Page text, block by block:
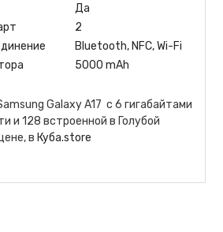
Да
2
Bluetooth, NFC, Wi-Fi
5000 mAh
Galaxy A17 с 6 гигабайтами
и 128 встроенной в Голубой
в Куба.store